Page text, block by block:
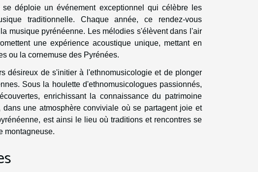
déploie un événement exceptionnel qui célèbre les
traditionnelle. Chaque année, ce rendez-vous
musique pyrénéenne. Les mélodies s'élèvent dans l'air
une expérience acoustique unique, mettant en
ou la cornemuse des Pyrénées.
désireux de s'initier à l'ethnomusicologie et de plonger
Sous la houlette d'ethnomusicologues passionnés,
enrichissant la connaissance du patrimoine
une atmosphère conviviale où se partagent joie et
est ainsi le lieu où traditions et rencontres se
montagneuse.